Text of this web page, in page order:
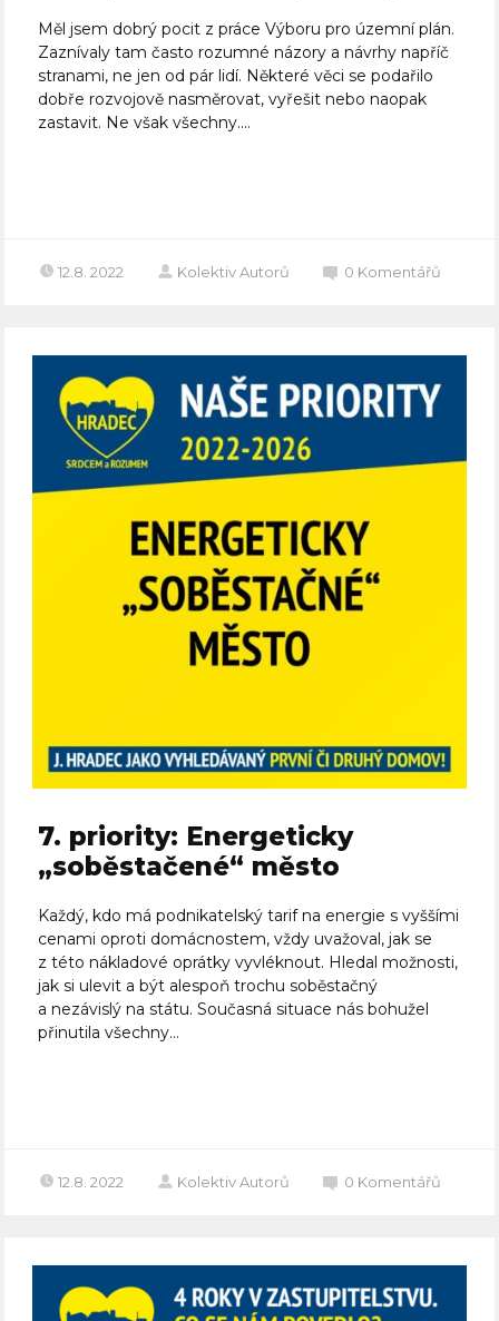
Měl jsem dobrý pocit z práce Výboru pro územní plán.
Zaznívaly tam často rozumné názory a návrhy napříč
stranami, ne jen od pár lidí. Některé věci se podařilo
dobře rozvojově nasměrovat, vyřešit nebo naopak
zastavit. Ne však všechny....
12.8. 2022 Kolektiv Autorů 0 Komentářů
7. priority: Energeticky
„soběstačené“ město
Každý, kdo má podnikatelský tarif na energie s vyššími
cenami oproti domácnostem, vždy uvažoval, jak se
z této nákladové oprátky vyvléknout. Hledal možnosti,
jak si ulevit a být alespoň trochu soběstačný
a nezávislý na státu. Současná situace nás bohužel
přinutila všechny...
12.8. 2022 Kolektiv Autorů 0 Komentářů